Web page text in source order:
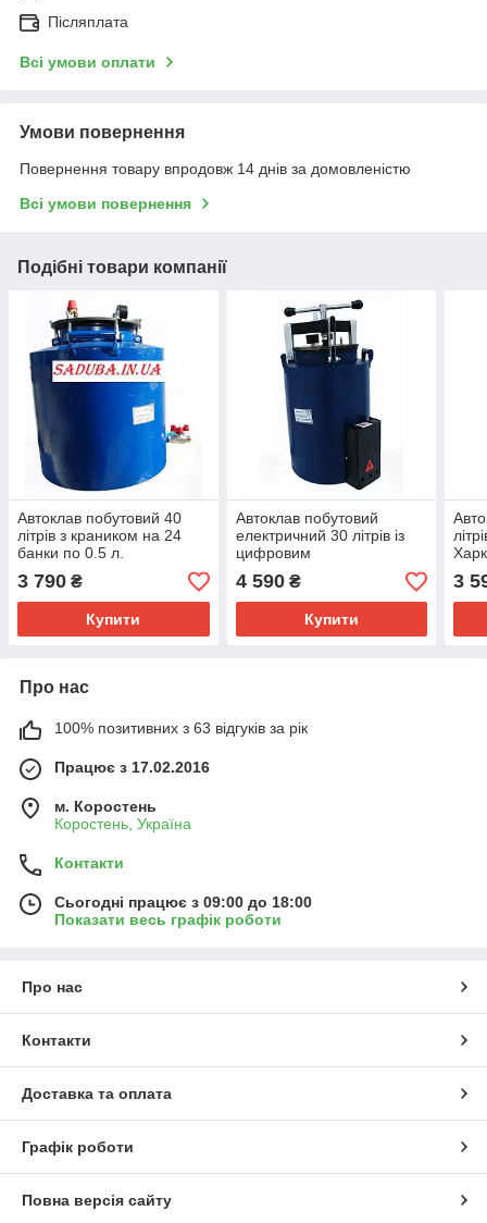
Післяплата
Всі умови оплати
Умови повернення
Повернення товару впродовж 14 днів за домовленістю
Всі умови повернення
Подібні товари компанії
Автоклав побутовий 40
літрів з краником на 24
банки по 0.5 л.
3 790 ₴
Купити
Автоклав побутовий
електричний 30 літрів із
цифровим
терморегулятором
4 590₴
Купити
3
Про нас
100% позитивних з 63 відгуків за рік
Працює з 17.02.2016
м. Коростень
Коростень, Україна
Контакти
Сьогодні працює з 09:00 до 18:00
Показати весь графік роботи
Про нас
Контакти
Доставка та оплата
Графік роботи
Повна версія сайту